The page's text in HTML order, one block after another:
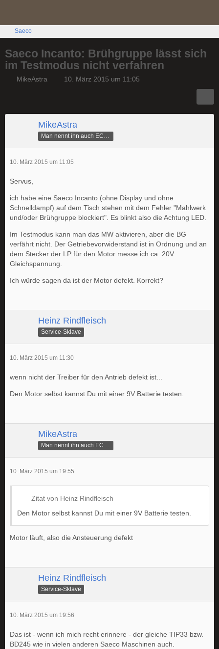
Saeco
Saeco Incanto: Brühgruppe lässt sich
im Testmodus nicht verfahren
MikeAstra 10. März 2015 um 11:05
MikeAstra
10. März 2015 um 11:05
Servus,
ich habe eine Saeco Incanto (ohne Display und ohne
Schnelldampf) auf dem Tisch stehen mit dem Fehler "Mahlwerk
und/oder Brühgruppe blockiert". Es blinkt also die Achtung LED.
Im Testmodus kann man das MW aktivieren, aber die BG
verfährt nicht. Der Getriebevorwiderstand ist in Ordnung und an
dem Stecker der LP für den Motor messe ich ca. 20V
Gleichspannung.
Ich würde sagen da ist der Motor defekt. Korrekt?
Heinz Rindfleisch
Service-Sklave
10. März 2015 um 11:30
wenn nicht der Treiber für den Antrieb defekt ist...
Den Motor selbst kannst Du mit einer 9V Batterie testen.
MikeAstra
10. März 2015 um 19:55
Zitat von Heinz Rindfleisch
Den Motor selbst kannst Du mit einer 9V Batterie testen.
Motor läuft, also die Ansteuerung defekt
Heinz Rindfleisch
Service-Sklave
10. März 2015 um 19:56
Das ist - wenn ich mich recht erinnere - der gleiche TIP33 bzw.
BD245 wie in vielen anderen Saeco Maschinen auch.